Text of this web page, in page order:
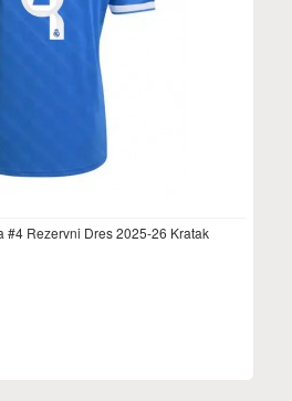
#4 Rezervni Dres 2025-26 Kratak